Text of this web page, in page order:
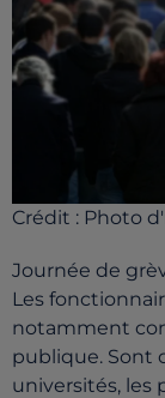
Crédit : Photo
Journée de
Les
notamment
publique. Sont
universités, les